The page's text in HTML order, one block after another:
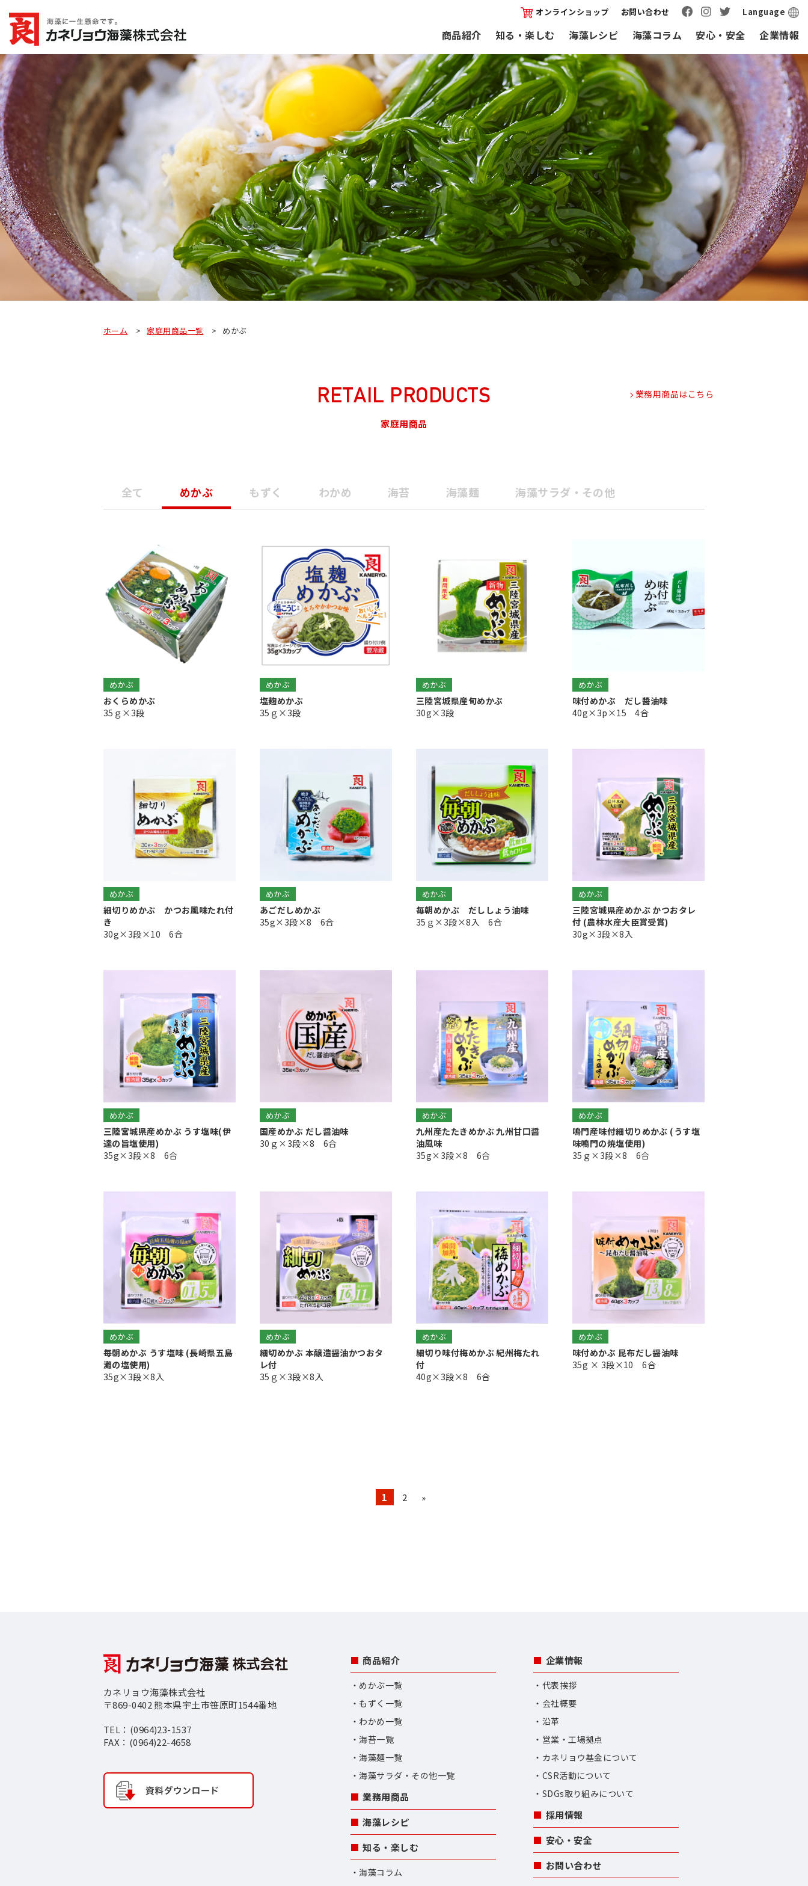
カネリョウ海藻株式
会社
オンラインショップ お問い合わせ Language
商品紹介 知る・楽しむ 海藻レシピ 海藻コラム 安心・安全 企業情報
ホーム 家庭用商品一覧 めかぶ
RETAIL PRODUCTS
家庭用商品
業務用商品はこちら
全て めかぶ もずく わかめ 海苔 海藻麺 海藻サラダ・その他
めかぶ
おくらめかぶ
35ｇ×3段
めかぶ
塩麹めかぶ
35ｇ×3段
めかぶ
三陸宮城県産旬めかぶ
30g×3段
めかぶ
味付めかぶ だし醬油味
40g×3p×15 4合
めかぶ
細切りめかぶ かつお風味たれ付
き
30g×3段×10 6合
めかぶ
あごだしめかぶ
35g×3段×8 6合
めかぶ
毎朝めかぶ だししょう油味
35ｇ×3段×8入 6合
めかぶ
三陸宮城県産めかぶ かつおタレ
付 (農林水産大臣賞受賞)
30g×3段×8入
めかぶ
三陸宮城県産めかぶ うす塩味(伊
達の旨塩使用)
35g×3段×8 6合
めかぶ
国産めかぶ だし醤油味
30ｇ×3段×8 6合
めかぶ
九州産たたきめかぶ 九州甘口醤
油風味
35g×3段×8 6合
めかぶ
鳴門産味付細切りめかぶ (うす塩
味鳴門の焼塩使用)
35ｇ×3段×8 6合
めかぶ
毎朝めかぶ うす塩味 (長崎県五島
灘の塩使用)
35g×3段×8入
めかぶ
細切めかぶ 本醸造醤油かつおタ
レ付
35ｇ×3段×8入
めかぶ
細切り味付梅めかぶ 紀州梅たれ
付
40g×3段×8 6合
めかぶ
味付めかぶ 昆布だし醤油味
35g × 3段×10 6合
1 2 »
カネリョウ海藻株式会社
〒869-0402 熊本県宇土市笹原町1544番地
TEL：(0964)23-1537
FAX：(0964)22-4658
商品紹介
めかぶ一覧
もずく一覧
わかめ一覧
海苔一覧
海藻麺一覧
海藻サラダ・その他一覧
業務用商品
海藻レシピ
知る・楽しむ
海藻コラム
企業情報
代表挨拶
会社概要
沿革
営業・工場拠点
カネリョウ基金について
CSR活動について
SDGs取り組みについて
採用情報
安心・安全
お問い合わせ